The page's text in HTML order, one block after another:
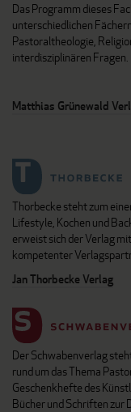
Das Programm dieses
unterschiedlichen
Pastoraltheologie,
interdisziplinären Fragen.
Matthias Grünewald
Thorbecke steht zum
Lifestyle, Kochen und
erweist sich der Verlag
kompetenter
Jan Thorbecke Verlag
Der Schwabenverlag
rund um das Thema
Geschenkhefte des
Bücher und Schriften